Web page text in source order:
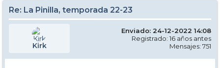
Re: La Pinilla, temporada 22-23
Kirk
Enviado: 24-12-2022 14:08
Registrado: 16 años antes
Mensajes: 751